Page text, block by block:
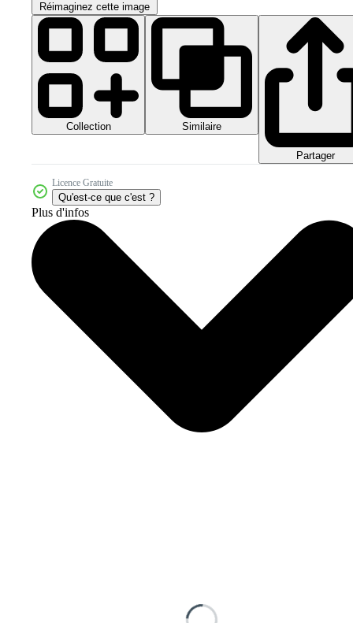
Réimaginez cette image
Collection Similaire
Partager
Licence Gratuite
Qu'est-ce que c'est ?
Plus d'infos